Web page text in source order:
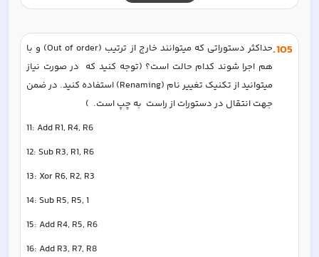
105
.
جهت انتقال در دستورات از راست  به چپ است.  )
11: Add R1, R4, R6
12: Sub R3, R1, R6
13: Xor R6, R2, R3
14: Sub R5, R5, 1
15: Add R4, R5, R6
16: Add R3, R7, R8